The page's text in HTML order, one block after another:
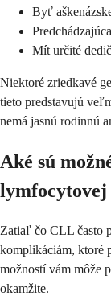
Byť
Mít určité
Niektoré zriedkavé
tieto predstavujú
nemá jasnú rodinnú
Aké sú
lymfocytovej
Zatiaľ čo CLL často
komplikáciám, ktoré
možností vám môže
okamžite.